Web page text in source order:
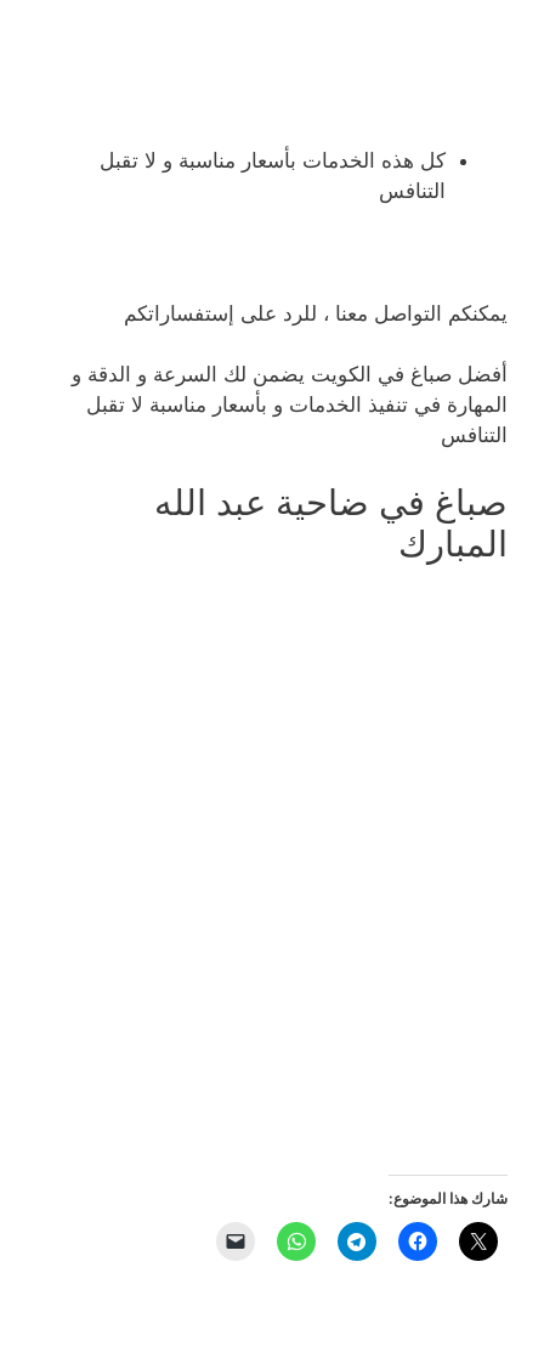
كل هذه الخدمات بأسعار مناسبة و لا تقبل
التنافس
يمكنكم التواصل معنا ، للرد على إستفساراتكم
أفضل صباغ في الكويت يضمن لك السرعة و الدقة و
المهارة في تنفيذ الخدمات و بأسعار مناسبة لا تقبل
التنافس
صباغ في ضاحية عبد الله
المبارك
شارك هذا الموضوع: